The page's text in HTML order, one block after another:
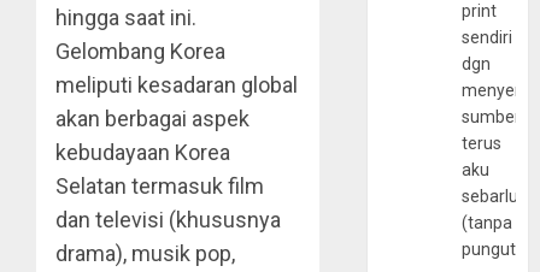
hingga saat ini.
Gelombang Korea
meliputi kesadaran global
akan berbagai aspek
kebudayaan Korea
Selatan termasuk film
dan televisi (khususnya
drama), musik pop,
print
sendiri
dgn
sumber
terus
aku
(tanpa